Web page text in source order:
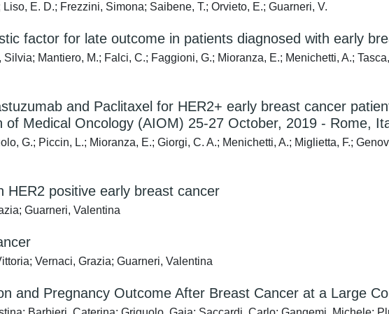
E. D.; Frezzini, Simona; Saibene, T.; Orvieto, E.; Guarneri, V.
factor for late outcome in patients diagnosed with early
Mantiero, M.; Falci, C.; Faggioni, G.; Mioranza, E.; Menichetti, A.;
and Paclitaxel for HER2+ early breast cancer
of Medical Oncology (AIOM) 25-27 October, 2019 - Rome,
G.; Piccin, L.; Mioranza, E.; Giorgi, C. A.; Menichetti, A.; Miglietta, F.;
HER2 positive early breast cancer
Guarneri, Valentina
Vernaci, Grazia; Guarneri, Valentina
and Pregnancy Outcome After Breast Cancer at a Large